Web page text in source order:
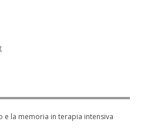
e la memoria in terapia intensiva